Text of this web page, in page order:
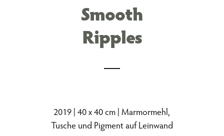
Smooth
Ripples
2019 | 40 x 40 cm | Marmormehl,
Tusche und Pigment auf Leinwand